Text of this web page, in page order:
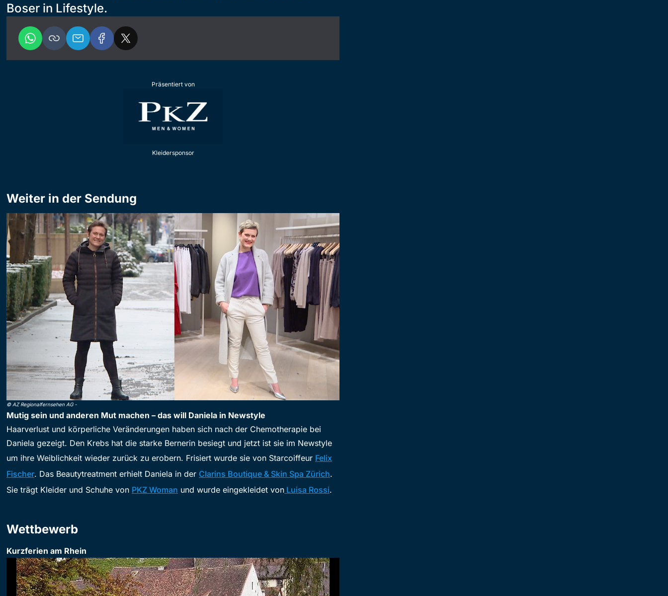
Boser in Lifestyle.
Präsentiert von
Kleidersponsor
Weiter in der Sendung
© AZ Regionalfernsehen AG-
Mutig sein und anderen Mut machen – das will Daniela in Newstyle
Haarverlust und körperliche Veränderungen haben sich nach der Chemotherapie bei
Daniela gezeigt. Den Krebs hat die starke Bernerin besiegt und jetzt ist sie im Newstyle
um ihre Weiblichkeit wieder zurück zu erobern. Frisiert wurde sie von Starcoiffeur Felix
Fischer. Das Beautytreatment erhielt Daniela in der Clarins Boutique & Skin Spa Zürich.
Sie trägt Kleider und Schuhe von PKZ Woman und wurde eingekleidet von Luisa Rossi.
Wettbewerb
Kurzferien am Rhein